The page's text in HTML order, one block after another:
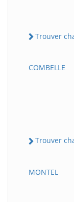
Trouver
COMBELLE
Trouver
MONTEL